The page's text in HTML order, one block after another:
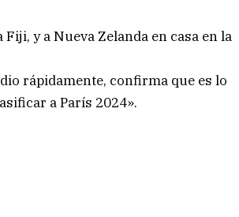
y a Nueva Zelanda en casa en la
rápidamente, confirma que es lo
a París 2024».